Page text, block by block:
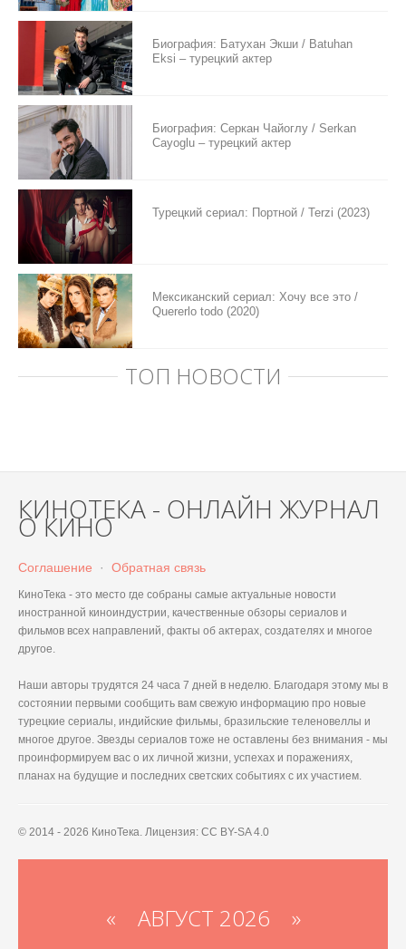
Биография: Батухан Экши / Batuhan
Eksi – турецкий актер
Биография: Серкан Чайоглу / Serkan
Cayoglu – турецкий актер
Турецкий сериал: Портной / Terzi (2023)
Мексиканский сериал: Хочу все это /
Quererlo todo (2020)
ТОП НОВОСТИ
КИНОТЕКА - ОНЛАЙН ЖУРНАЛ
О КИНО
Соглашение · Обратная связь
КиноТека - это место где собраны самые актуальные новости
иностранной киноиндустрии, качественные обзоры сериалов и
фильмов всех направлений, факты об актерах, создателях и многое
другое.
Наши авторы трудятся 24 часа 7 дней в неделю. Благодаря этому мы в
состоянии первыми сообщить вам свежую информацию про новые
турецкие сериалы, индийские фильмы, бразильские теленовеллы и
многое другое. Звезды сериалов тоже не оставлены без внимания - мы
проинформируем вас о их личной жизни, успехах и поражениях,
планах на будущие и последних светских событиях с их участием.
© 2014 - 2026 КиноТека. Лицензия: CC BY-SA 4.0
« АВГУСТ 2026 »